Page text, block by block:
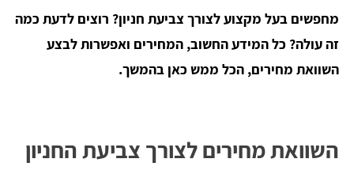
מחפשים בעל מקצוע לצורך צביעת חניון? רוצים לדעת כמה
זה עולה? כל המידע החשוב, המחירים ואפשרות לבצע
השוואת מחירים, הכל ממש כאן בהמשך.
השוואת מחירים לצורך צביעת החניון